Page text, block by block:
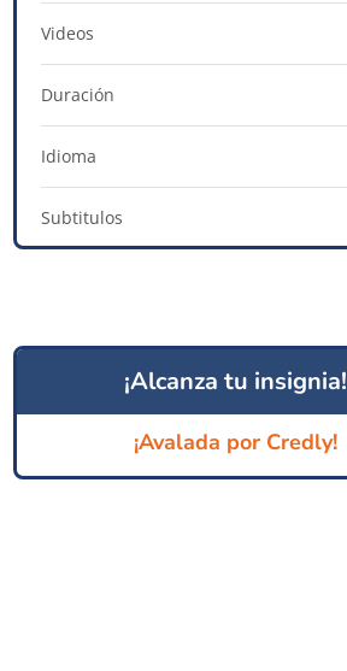
Videos
Duración
Idioma
Subtitulos
¡Alcanza tu insignia!
¡Avalada por Credly!